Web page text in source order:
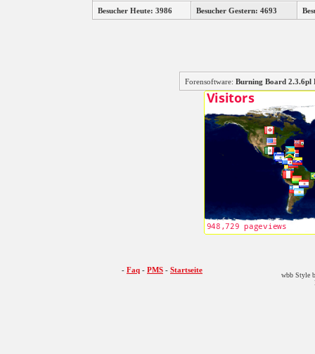
Besucher Heute: 3986 Besucher Gestern: 4693
Forensoftware: Burning Board
- Faq - PMS - Startseite
wbb Style